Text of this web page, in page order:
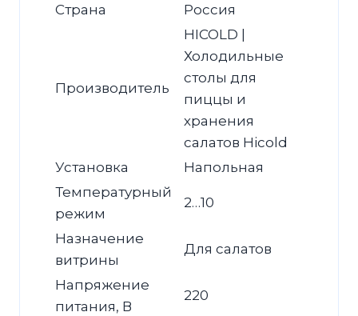
Страна
Россия
Производитель
HICOLD |
Холодильные
столы для
пиццы и
хранения
салатов Hicold
Установка
Напольная
Температурный
режим
2…10
Назначение
витрины
Для салатов
Напряжение
питания, В
220